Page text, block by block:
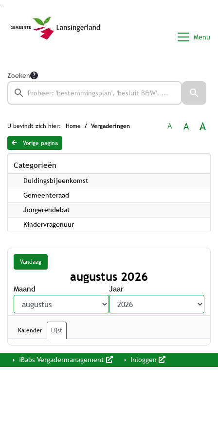
Menu
Zoeken
U bevindt zich hier: Home Vergaderingen A A A
Vorige pagina
Categorieën
Duidingsbijeenkomst
Gemeenteraad
Jongerendebat
Kindervragenuur
Vandaag
augustus 2026
Maand Jaar
Kalender Lijst
iBabs Vergadermanagement Inloggen